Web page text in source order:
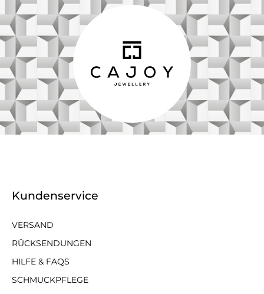
Kundenservice
VERSAND
RÜCKSENDUNGEN
HILFE & FAQS
SCHMUCKPFLEGE